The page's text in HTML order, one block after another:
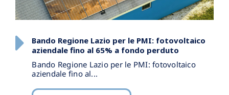
Bando Regione Lazio per le PMI: fotovoltaico
aziendale fino al 65% a fondo perduto
Bando Regione Lazio per le PMI: fotovoltaico
aziendale fino al...